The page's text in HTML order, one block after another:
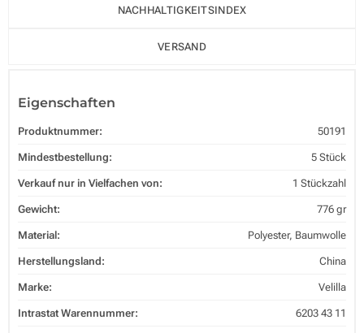
NACHHALTIGKEITSINDEX
VERSAND
Eigenschaften
Produktnummer: 50191
Mindestbestellung: 5 Stück
Verkauf nur in Vielfachen von: 1 Stückzahl
Gewicht: 776 gr
Material: Polyester, Baumwolle
Herstellungsland: China
Marke: Velilla
Intrastat Warennummer: 6203 43 11